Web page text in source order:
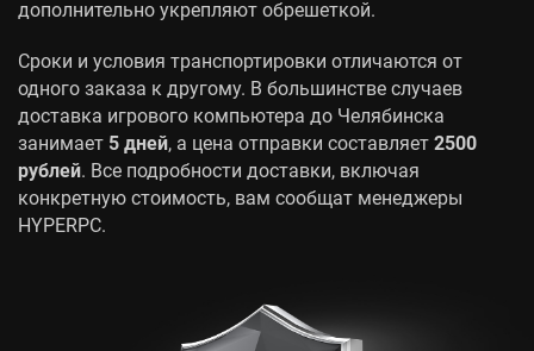
дополнительно укрепляют обрешеткой.
Сроки и условия транспортировки отличаются от
одного заказа к другому. В большинстве случаев
доставка игрового компьютера до Челябинска
занимает 5 дней, а цена отправки составляет2500
рублей. Все подробности доставки, включая
конкретную стоимость, вам сообщат менеджеры
HYPERPC.